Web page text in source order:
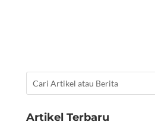
Artikel Terbaru